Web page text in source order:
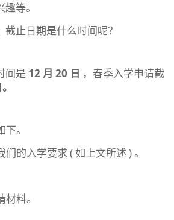
等。
止日期是什么时间呢？
间是 12月 20 日 ，春季入学申请截
。
们的入学要求 ( 如上文所述 ) 。
材料。